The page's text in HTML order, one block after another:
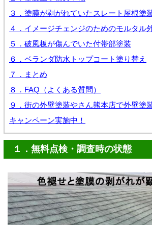
３．塗膜が剥がれていたスレート屋根塗
４．イメージチェンジのためのモルタル
５．破風板が傷んでいた付帯部塗装
６．ベランダ防水トップコート塗り替え
７．まとめ
８．FAQ（よくある質問）
９．街の外壁塗装やさん熊本店で外壁塗
キャンペーン実施中！
１．無料点検・調査時の状態